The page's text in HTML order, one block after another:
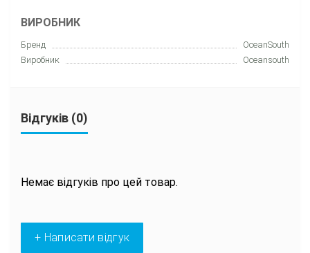
ВИРОБНИК
Бренд
OceanSouth
Виробник
Oceansouth
Відгуків (0)
Немає відгуків про цей товар.
+ Написати відгук